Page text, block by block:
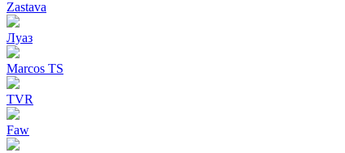
Zastava
Луаз
Marcos TS
TVR
Faw